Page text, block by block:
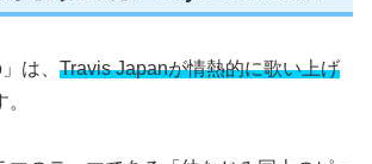
は、 Travis Japanが情熱的に歌い上げ